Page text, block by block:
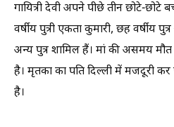
गायित्री देवी अपने पीछे तीन छोटे-छोटे
वर्षीय पुत्री एकता कुमारी, छह वर्षीय
अन्य पुत्र शामिल हैं। मां की असमय मौत
है। मृतका का पति दिल्ली में मजदूरी
है।